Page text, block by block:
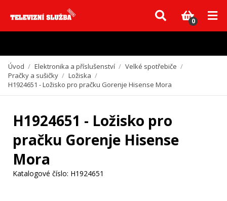
Vzhledem k aktuální situaci se může dodání dílů, které nejsou skladem,
zpozdit. Děkujeme za pochopení.
0
Úvod / Elektronika a příslušenství / Velké spotřebiče /
Pračky a sušičky / Ložiska /
H1924651 - Ložisko pro pračku Gorenje Hisense Mora
H1924651 - Ložisko pro
pračku Gorenje Hisense
Mora
Katalogové číslo: H1924651